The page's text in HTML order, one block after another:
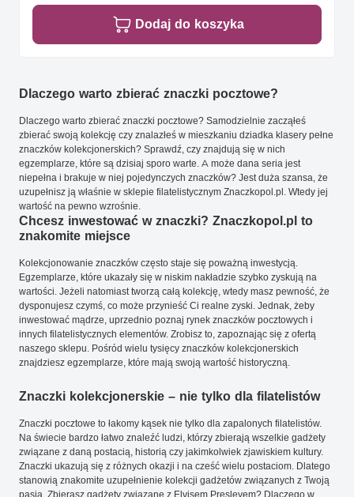
Dodaj do koszyka
Dlaczego warto zbierać znaczki pocztowe?
Dlaczego warto zbierać znaczki pocztowe? Samodzielnie zacząłeś
zbierać swoją kolekcję czy znalazłeś w mieszkaniu dziadka klasery pełne
znaczków kolekcjonerskich? Sprawdź, czy znajdują się w nich
egzemplarze, które są dzisiaj sporo warte. A może dana seria jest
niepełna i brakuje w niej pojedynczych znaczków? Jest duża szansa, że
uzupełnisz ją właśnie w sklepie filatelistycznym Znaczkopol.pl. Wtedy jej
wartość na pewno wzrośnie.
Chcesz inwestować w znaczki? Znaczkopol.pl to
znakomite miejsce
Kolekcjonowanie znaczków często staje się poważną inwestycją.
Egzemplarze, które ukazały się w niskim nakładzie szybko zyskują na
wartości. Jeżeli natomiast tworzą całą kolekcję, wtedy masz pewność, że
dysponujesz czymś, co może przynieść Ci realne zyski. Jednak, żeby
inwestować mądrze, uprzednio poznaj rynek znaczków pocztowych i
innych filatelistycznych elementów. Zrobisz to, zapoznając się z ofertą
naszego sklepu. Pośród wielu tysięcy znaczków kolekcjonerskich
znajdziesz egzemplarze, które mają swoją wartość historyczną.
Znaczki kolekcjonerskie – nie tylko dla filatelistów
Znaczki pocztowe to łakomy kąsek nie tylko dla zapalonych filatelistów.
Na świecie bardzo łatwo znaleźć ludzi, którzy zbierają wszelkie gadżety
związane z daną postacią, historią czy jakimkolwiek zjawiskiem kultury.
Znaczki ukazują się z różnych okazji i na cześć wielu postaciom. Dlatego
stanowią znakomite uzupełnienie kolekcji gadżetów związanych z Twoją
pasją. Zbierasz gadżety związane z Elvisem Presleyem? Dlaczego w